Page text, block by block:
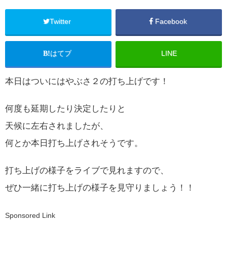
Twitter Facebook
はてブ LINE
本日はついにはやぶさ２の打ち上げです！
何度も延期したり決定したりと
天候に左右されましたが、
何とか本日打ち上げされそうです。
打ち上げの様子をライブで見れますので、
ぜひ一緒に打ち上げの様子を見守りましょう！！
Sponsored Link